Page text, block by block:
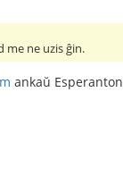
me ne uzis ĝin.
ankaŭ